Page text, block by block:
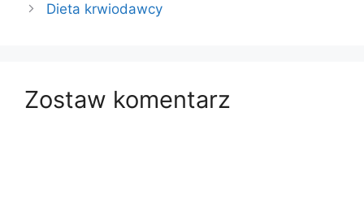
Dieta krwiodawcy
Zostaw komentarz